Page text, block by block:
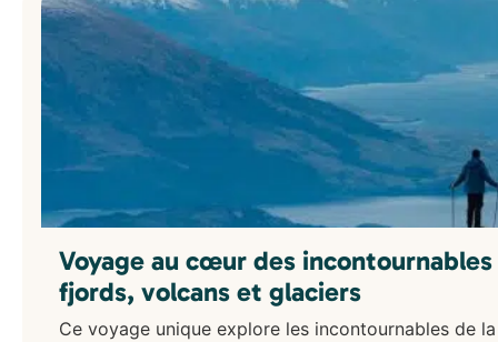
Voyage au cœur des
fjords, volcans et glaciers
Ce voyage unique explore les incontournables de